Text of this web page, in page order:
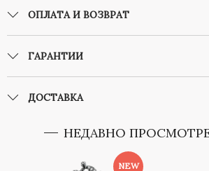
ОПЛАТА И ВОЗВРАТ
ГАРАНТИИ
ДОСТАВКА
НЕДАВНО